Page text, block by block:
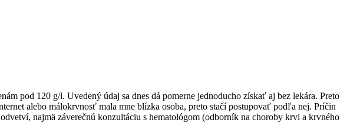
pod 120 g/l. Uvedený údaj sa dnes dá pomerne jednoducho získať aj bez lekára. Preto
alebo málokrvnosť mala mne blízka osoba, preto stačí postupovať podľa nej. Príčin
najmä záverečnú konzultáciu s hematológom (odborník na choroby krvi a krvného